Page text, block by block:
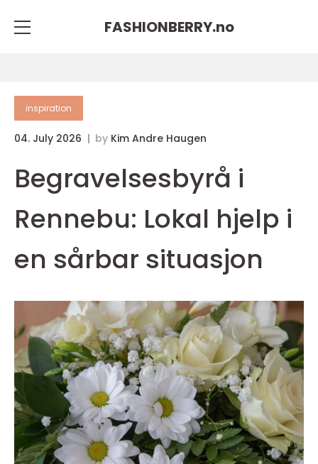
FASHIONBERRY.no
inspiration
04. July 2026 by Kim Andre Haugen
Begravelsesbyrå i
Rennebu: Lokal hjelp i
en sårbar situasjon